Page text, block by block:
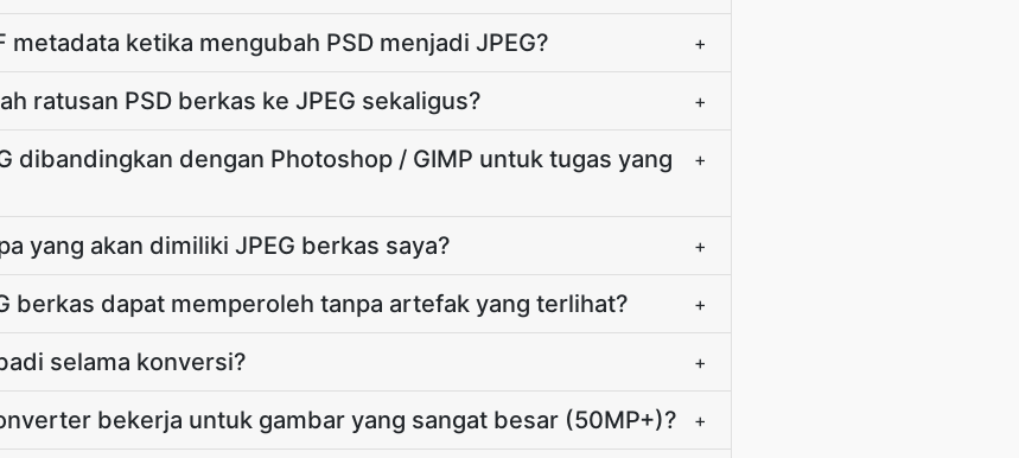
metadata ketika mengubah PSD menjadi JPEG? +
ratusan PSD berkas ke JPEG sekaligus? +
dibandingkan dengan Photoshop / GIMP untuk tugas yang
+
yang akan dimiliki JPEG berkas saya? +
berkas dapat memperoleh tanpa artefak yang terlihat? +
selama konversi? +
bekerja untuk gambar yang sangat besar (50MP+)? +